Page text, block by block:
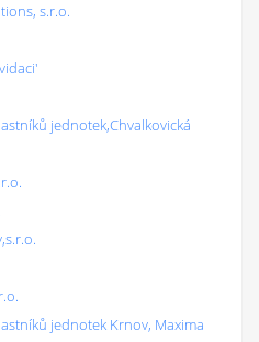
s.r.o.
jednotek,Chvalkovická
jednotek Krnov, Maxima